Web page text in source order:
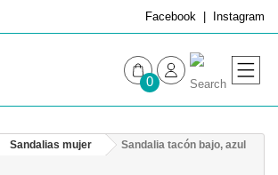
Facebook Instagram
0
Sandalias mujer
Sandalia tacón bajo, azul